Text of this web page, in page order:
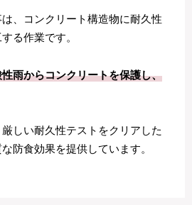
、コンクリート構造物に耐久性
る作業です。
雨からコンクリートを保護し、
しい耐久性テストをクリアした
防食効果を提供しています。